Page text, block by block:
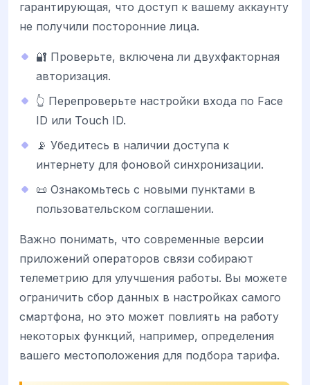
гарантирующая, что доступ к вашему аккаунту
не получили посторонние лица.
🔐 Проверьте, включена ли двухфакторная
авторизация.
👆 Перепроверьте настройки входа по Face
ID или Touch ID.
📡 Убедитесь в наличии доступа к
интернету для фоновой синхронизации.
📜 Ознакомьтесь с новыми пунктами в
пользовательском соглашении.
Важно понимать, что современные версии
приложений операторов связи собирают
телеметрию для улучшения работы. Вы можете
ограничить сбор данных в настройках самого
смартфона, но это может повлиять на работу
некоторых функций, например, определения
вашего местоположения для подбора тарифа.